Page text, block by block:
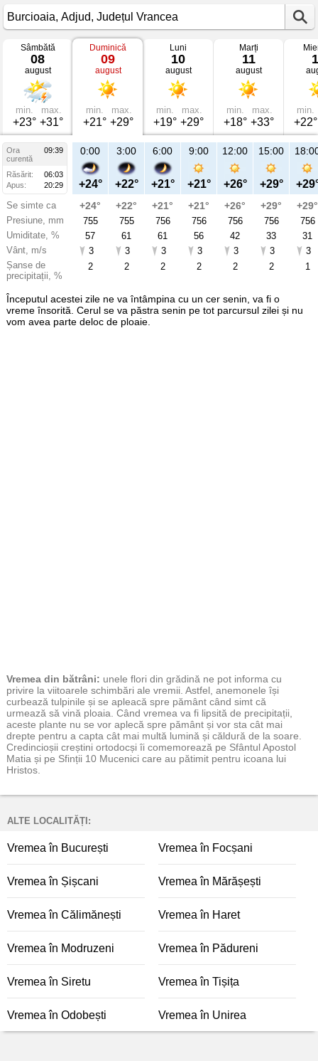
Vremea
Burcioaia
mâine
Adjud,
Județul
Vrancea
Sâmbătă
08
august
min.
+23°
max.
+31°
Duminică
09
august
min.
+21°
max.
+29°
Luni
10
august
min.
+19°
max.
+29°
Marți
11
august
min.
+18°
max.
+33°
min.
+22°
Ora
09:39
curentă
Răsărit:
06:03
Apus:
20:29
Se simte ca
Presiune, mm
Umiditate, %
Vânt, m/s
Șanse de
precipitații, %
21:00
+25°
+25°
755
51
3
11
Du
aug
0:00
+24°
+24°
755
57
3
2
3:00
+22°
+22°
755
61
3
2
6:00
+21°
+21°
756
61
3
2
9:00
+21°
+21°
756
56
3
2
12:00
+26°
+26°
756
42
3
2
15:00
+29°
+29°
756
33
3
2
+29°
756
31
3
1
Începutul acestei zile ne va întâmpina cu un cer senin, va fi o
vreme însorită. Cerul se va păstra senin pe tot parcursul zilei și nu
vom avea parte deloc de ploaie.
Vremea din bătrâni: unele flori din grădină ne pot informa cu
privire la viitoarele schimbări ale vremii. Astfel, anemonele își
curbează tulpinile și se apleacă spre pământ când simt că
urmează să vină ploaia. Când vremea va fi lipsită de precipitații,
aceste plante nu se vor aplecă spre pământ și vor sta cât mai
drepte pentru a capta cât mai multă lumină și căldură de la soare.
Credincioșii creștini ortodocși îi comemorează pe Sfântul Apostol
Matia și pe Sfinții 10 Mucenici care au pătimit pentru icoana lui
Hristos.
ALTE LOCALITĂȚI:
Vremea în București Vremea în Focșani
Vremea în Șișcani Vremea în Mărășești
Vremea în Călimănești Vremea în Haret
Vremea în Modruzeni Vremea în Pădureni
Vremea în Siretu Vremea în Tișița
Vremea în Odobești Vremea în Unirea